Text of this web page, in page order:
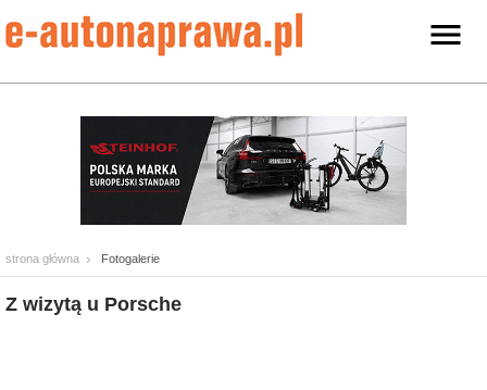
strona główna Fotogalerie
Z wizytą u Porsche